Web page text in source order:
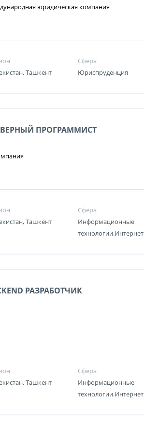
юридическая компания
Сфера
Ташкент
Юриспруденция
ПРОГРАММИСТ
Сфера
Ташкент
Информационные
технологии.Интернет
РАЗРАБОТЧИК
Сфера
Ташкент
Информационные
технологии.Интернет